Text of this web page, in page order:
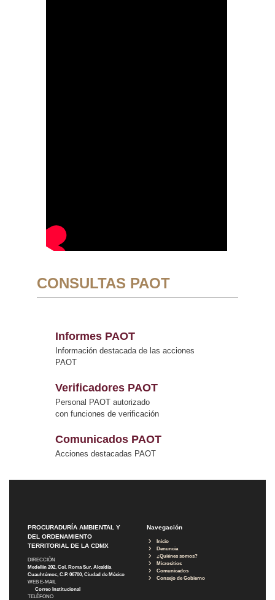
CONSULTAS PAOT
Informes PAOT
Información destacada de las acciones
PAOT
Verificadores PAOT
Personal PAOT autorizado
con funciones de verificación
Comunicados PAOT
Acciones destacadas PAOT
PROCURADURÍA AMBIENTAL Y
DEL ORDENAMIENTO
TERRITORIAL DE LA CDMX
DIRECCIÓN
Medellín 202, Col. Roma Sur, Alcaldía
Cuauhtémoc, C.P. 06700, Ciudad de México
WEB E-MAIL
Correo Institucional
TELÉFONO
Navegación
Inicio
Denuncia
¿Quiénes somos?
Micrositios
Comunicados
Consejo de Gobierno